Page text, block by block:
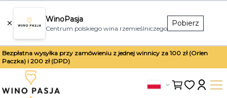
WinoPasja
Centrum polskiego wina rzemieślniczego
Pobierz
Bezpłatna wysyłka przy zamówieniu z jednej winnicy za 100 zł (Orlen
Paczka) i 200 zł (DPD)